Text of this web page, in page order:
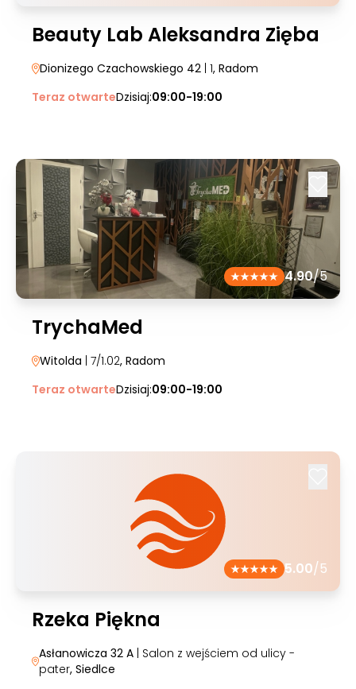
Beauty Lab Aleksandra Zięba
Dionizego Czachowskiego 42 | 1, Radom
Teraz otwarteDzisiaj:09:00-19:00
4.90/5
TrychaMed
Witolda | 7/1.02, Radom
Teraz otwarteDzisiaj:09:00-19:00
5.00/5
Rzeka Piękna
Asłanowicza 32 A| Salon z wejściem od ulicy -
pater, Siedlce